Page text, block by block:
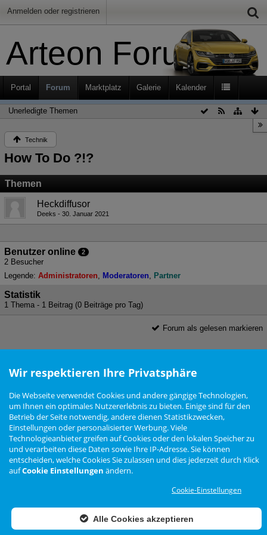
Anmelden oder registrieren
Arteon Forum
Portal Forum Marktplatz Galerie Kalender
Unerledigte Themen
Technik
How To Do ?!?
Themen
Heckdiffusor
Deeks 30. Januar 2021
Benutzer online 2
2 Besucher
Legende: Administratoren Moderatoren Partner
Statistik
1 Thema - 1 Beitrag (0 Beiträge pro Tag)
Forum als gelesen markieren
Cookie Einstellungen
Zur Desktop Ansicht wechseln
Das Arteon Forum istKEINoffizielles Angebot der Volkswagen AG
Forensoftware: Burning Board®, entwickelt von WoltLab® GmbH
Werbelink: Dieser Link Platz ist frei!
Wir respektieren Ihre Privatsphäre
Die Webseite verwendet Cookies und andere gängige Technologien,
um Ihnen ein optimales Nutzererlebnis zu bieten. Einige sind für den
Betrieb der Seite notwendig, andere dienen Statistikzwecken,
Einstellungen oder personalisierter Werbung. Viele
Technologieanbieter greifen auf Cookies oder den lokalen Speicher zu
und verarbeiten diese Daten sowie Ihre IP-Adresse. Sie können
entscheiden, welche Cookies Sie zulassen und dies jederzeit durch Klick
aufCookie Einstellungen ändern.
Cookie-Einstellungen
Alle Cookies akzeptieren